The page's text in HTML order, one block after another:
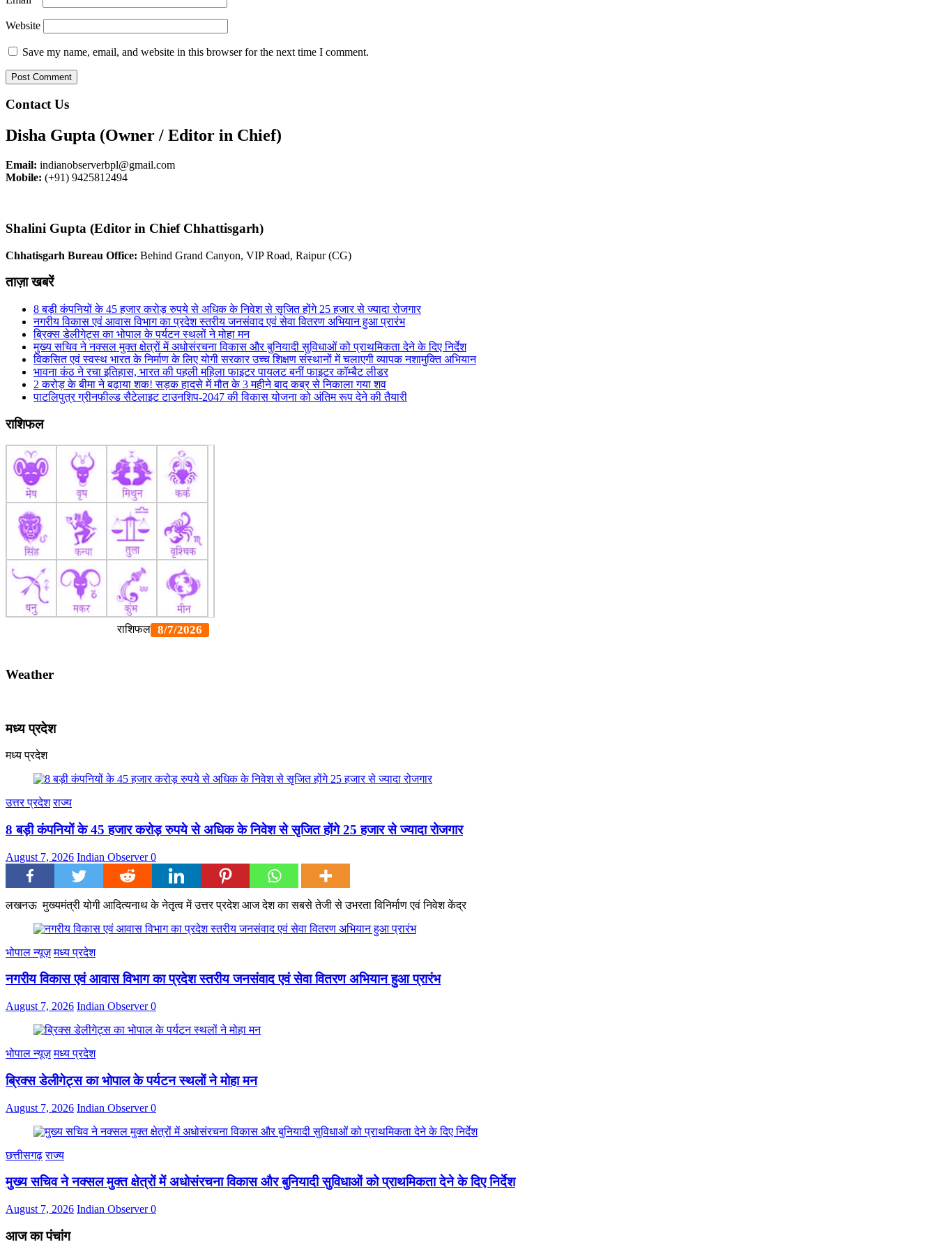
Website
Save my name, email, and website in this browser for the next time I comment.
Contact Us
Disha Gupta (Owner / Editor in Chief)
Email: indianobserverbpl@gmail.com
Mobile: (+91) 9425812494
Shalini Gupta (Editor in Chief Chhattisgarh)
Chhatisgarh Bureau Office: Behind Grand Canyon, VIP Road, Raipur (CG)
ताज़ा खबरें
8 बड़ी कंपनियों के 45 हजार करोड़ रुपये से अधिक के निवेश से सृजित होंगे 25 हजार से ज्यादा रोजगार
नगरीय विकास एवं आवास विभाग का प्रदेश स्तरीय जनसंवाद एवं सेवा वितरण अभियान हुआ प्रारंभ
ब्रिक्स डेलीगेट्स का भोपाल के पर्यटन स्थलों ने मोहा मन
मुख्य सचिव ने नक्सल मुक्त क्षेत्रों में अधोसंरचना विकास और बुनियादी सुविधाओं को प्राथमिकता देने के दिए निर्देश
विकसित एवं स्वस्थ भारत के निर्माण के लिए योगी सरकार उच्च शिक्षण संस्थानों में चलाएगी व्यापक नशामुक्ति अभियान
भावना कंठ ने रचा इतिहास, भारत की पहली महिला फाइटर पायलट बनीं फाइटर कॉम्बैट लीडर
2 करोड़ के बीमा ने बढ़ाया शक! सड़क हादसे में मौत के 3 महीने बाद कब्र से निकाला गया शव
पाटलिपुत्र ग्रीनफील्ड सैटेलाइट टाउनशिप-2047 की विकास योजना को अंतिम रूप देने की तैयारी
राशिफल
Weather
मध्य प्रदेश
मध्य प्रदेश
उत्तर प्रदेश राज्य
8 बड़ी कंपनियों के 45 हजार करोड़ रुपये से अधिक के निवेश से सृजित होंगे 25 हजार से ज्यादा रोजगार
August 7, 2026 Indian Observer0
लखनऊ मुख्यमंत्री योगी आदित्यनाथ के नेतृत्व में उत्तर प्रदेश आज देश का सबसे तेजी से उभरता विनिर्माण एवं निवेश केंद्र
भोपाल न्यूज़ मध्य प्रदेश
नगरीय विकास एवं आवास विभाग का प्रदेश स्तरीय जनसंवाद एवं सेवा वितरण अभियान हुआ प्रारंभ
August 7, 2026 Indian Observer0
भोपाल न्यूज़ मध्य प्रदेश
ब्रिक्स डेलीगेट्स का भोपाल के पर्यटन स्थलों ने मोहा मन
August 7, 2026 Indian Observer0
छत्तीसगढ़ राज्य
मुख्य सचिव ने नक्सल मुक्त क्षेत्रों में अधोसंरचना विकास और बुनियादी सुविधाओं को प्राथमिकता देने के दिए निर्देश
August 7, 2026 Indian Observer0
आज का पंचांग